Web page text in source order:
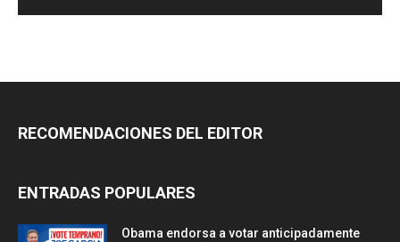
RECOMENDACIONES DEL EDITOR
ENTRADAS POPULARES
Obama endorsa a votar anticipadamente